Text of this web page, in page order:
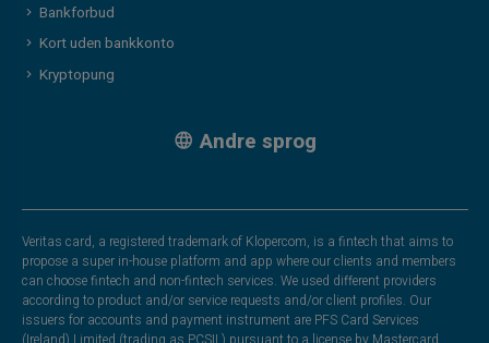
Bankforbud
Kort uden bankkonto
Kryptopung
Andre sprog
Veritas card, a registered trademark of Klopercom, is a fintech that aims to
propose a super in-house platform and app where our clients and members
can choose fintech and non-fintech services. We used different providers
according to product and/or service requests and/or client profiles. Our
issuers for accounts and payment instrument are PFS Card Services